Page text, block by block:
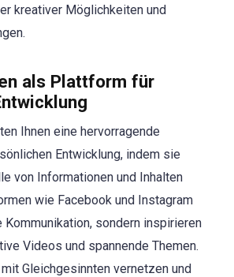
kreativer Möglichkeiten und
als Plattform für
Ihnen eine hervorragende
Entwicklung, indem sie
von Informationen und Inhalten
wie Facebook und Instagram
Kommunikation, sondern inspirieren
Videos und spannende Themen.
Gleichgesinnten vernetzen und